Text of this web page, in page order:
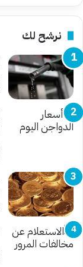
نرشح لك